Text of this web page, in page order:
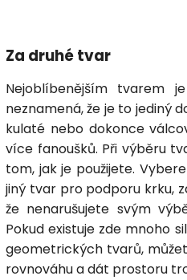
Za druhé tvar
Nejoblíbenějším tvarem
neznamená, že je to jediný
kulaté nebo dokonce
více fanoušků. Při výběru
tom, jak je použijete.
jiný tvar pro podporu krku,
že nenarušujete svým
Pokud existuje zde mnoho
geometrických tvarů,
rovnováhu a dát prostoru